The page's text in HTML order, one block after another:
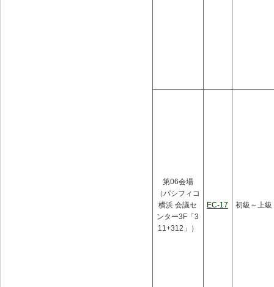
第06会場
（パシフィコ
横浜 会議セ
ンター3F「3
11+312」）
EC-17 初級～上級